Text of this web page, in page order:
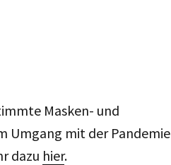
Masken- und
Umgang mit der Pandemie
dazu hier.